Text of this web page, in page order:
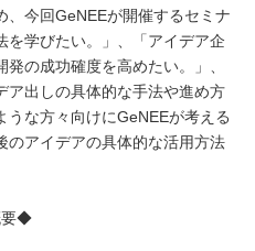
、今回GeNEEが開催するセミナ
を学びたい。」、「アイデア企
の成功確度を高めたい。」、
ア出しの具体的な手法や進め方
うな方々向けにGeNEEが考える
のアイデアの具体的な活用方法
要◆